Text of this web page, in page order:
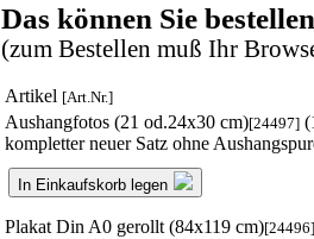
Das können Sie
(zum Bestellen muß Ihr
Artikel [Art.Nr.]
Aushangfotos (21 od.24x30 cm)[24497]
kompletter neuer Satz ohne
In Einkaufskorb legen
Plakat Din A0 gerollt (84x119 cm)[24496]